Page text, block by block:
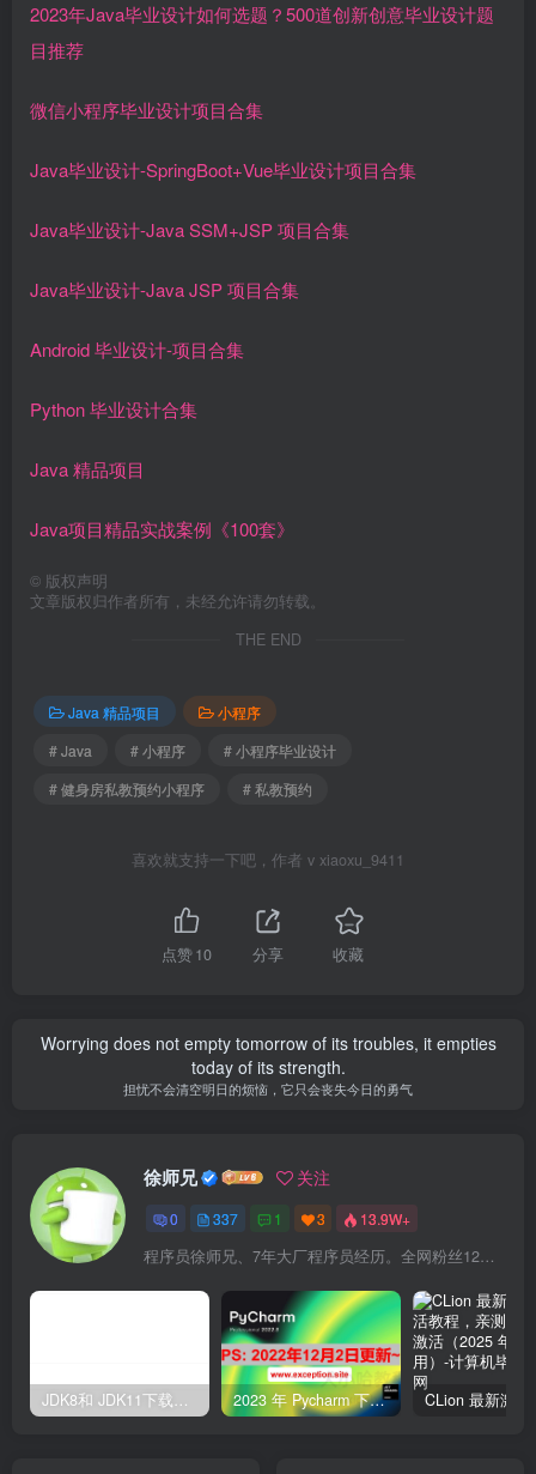
2023年Java毕业设计如何选题？500道创新创意毕业设计题
目推荐
微信小程序毕业设计项目合集
Java毕业设计-SpringBoot+Vue毕业设计项目合集
Java毕业设计-Java SSM+JSP 项目合集
Java毕业设计-Java JSP 项目合集
Android 毕业设计-项目合集
Python 毕业设计合集
Java 精品项目
Java项目精品实战案例《100套》
© 版权声明
文章版权归作者所有，未经允许请勿转载。
THE END
Java 精品项目
小程序
# Java
# 小程序
# 小程序毕业设计
# 健身房私教预约小程序
# 私教预约
喜欢就支持一下吧，作者 v xiaoxu_9411
点赞10 分享 收藏
Worrying does not empty tomorrow of its troubles, it empties
today of its strength.
担忧不会清空明日的烦恼，它只会丧失今日的勇气
徐师兄 关注
0 337 1 3 13.9W+
程序员徐师兄、7年大厂程序员经历。全网粉丝12W+,Csdn博客专家、掘金/华为云/阿里云/InfoQ等平台优质作者、专注于Java技术领域和大学生毕业设计项目实战
JDK8和 JDK11下载与安装教程，附详细图文（建议收藏） 2023 年 Pycharm 下载、激活、破解教程，亲测可用，长期更新